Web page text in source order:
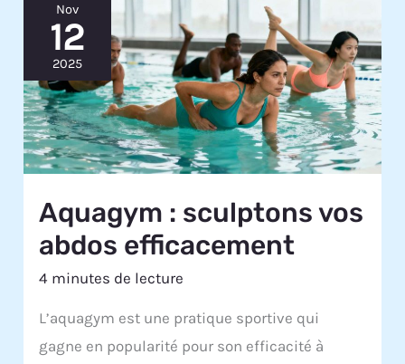
Nov
12
2025
Aquagym : sculptons vos
abdos efficacement
4 minutes de lecture
L’aquagym est une pratique sportive qui
gagne en popularité pour son efficacité à